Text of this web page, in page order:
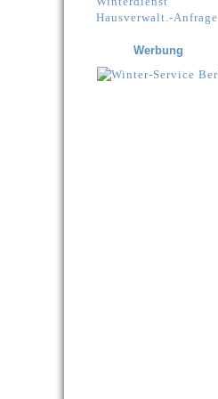
Hausverwalt.-Anfrage
Werbung